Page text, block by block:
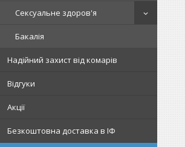
Сексуальне здоров'я
Бакалія
Надійний захист від комарів
Відгуки
Акції
Безкоштовна доставка в ІФ